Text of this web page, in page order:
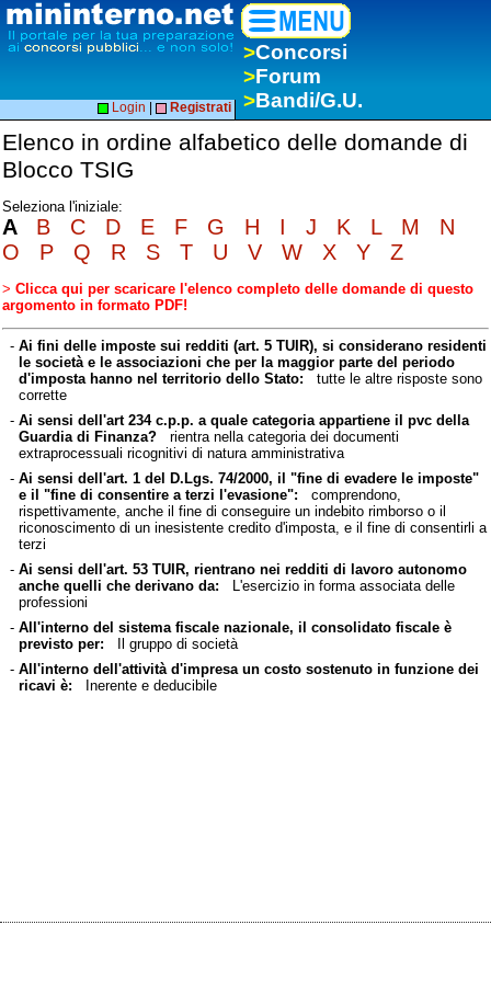
>Concorsi
>Forum
>Bandi/G.U.
Login Registrati
Elenco in ordine alfabetico delle domande di
Blocco TSIG
Seleziona l'iniziale:
A B C D E F G H I J K L M
N
O
P Q R S T U V W X Y Z
> Clicca qui per scaricare l'elenco completo delle domande di questo
argomento in formato PDF!
- Ai fini delle imposte sui redditi (art. 5 TUIR), si considerano residenti
le società e le associazioni che per la maggior parte del periodo
d'imposta hanno nel territorio dello Stato: tutte le altre risposte sono
corrette
- Ai sensi dell'art 234 c.p.p. a quale categoria appartiene il pvc della
Guardia di Finanza?rientra nella categoria dei documenti
extraprocessuali ricognitivi di natura amministrativa
- Ai sensi dell'art. 1 del D.Lgs. 74/2000, il "fine di evadere le imposte"
e il "fine di consentire a terzi l'evasione": comprendono,
rispettivamente, anche il fine di conseguire un indebito rimborso o il
riconoscimento di un inesistente credito d'imposta, e il fine di consentirli a
terzi
- Ai sensi dell'art. 53 TUIR, rientrano nei redditi di lavoro autonomo
anche quelli che derivano da: L'esercizio in forma associata delle
professioni
- All'interno del sistema fiscale nazionale, il consolidato fiscale è
previsto per: Il gruppo di società
- All'interno dell'attività d'impresa un costo sostenuto in funzione dei
ricavi è: Inerente e deducibile